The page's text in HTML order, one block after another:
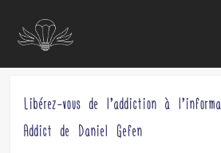
Libérez-vous de l’addiction à
Addict de Daniel Gefen